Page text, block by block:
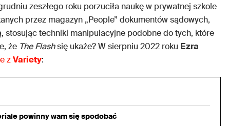
zeszłego roku porzuciła naukę w prywatnej szkole
przez magazyn „People” dokumentów sądowych,
stosując techniki manipulacyjne podobne do tych, które
że The Flashsię ukaże? W sierpniu 2022 roku Ezra
zVariety:
powinny wam się spodobać